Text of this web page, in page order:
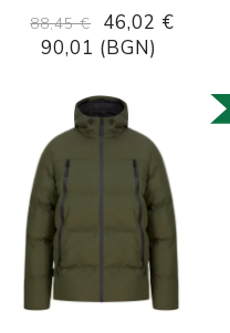
88,45 €
46,02 €
90,01 (BGN)